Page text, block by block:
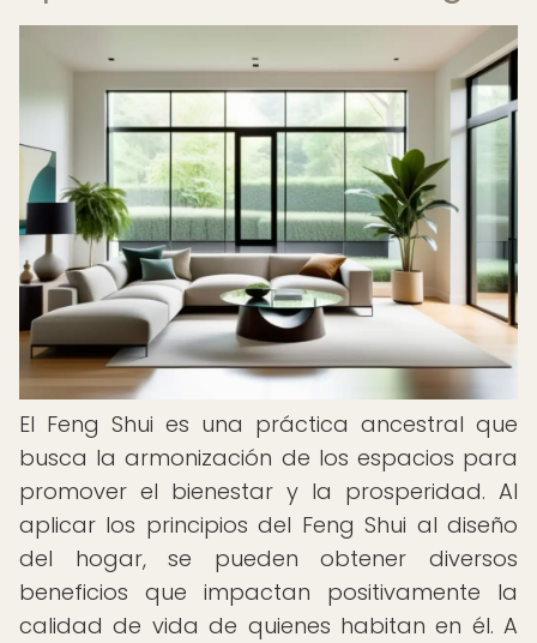
El Feng Shui es una práctica ancestral que
busca la armonización de los espacios para
promover el bienestar y la prosperidad. Al
aplicar los principios del Feng Shui al diseño
del hogar, se pueden obtener diversos
beneficios que impactan positivamente la
calidad de vida de quienes habitan en él. A